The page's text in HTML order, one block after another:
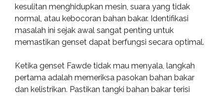
kesulitan menghidupkan mesin, suara yang tidak
normal, atau kebocoran bahan bakar. Identifikasi
masalah ini sejak awal sangat penting untuk
memastikan genset dapat berfungsi secara optimal.
Ketika genset Fawde tidak mau menyala, langkah
pertama adalah memeriksa pasokan bahan bakar
dan kelistrikan. Pastikan tangki bahan bakar terisi